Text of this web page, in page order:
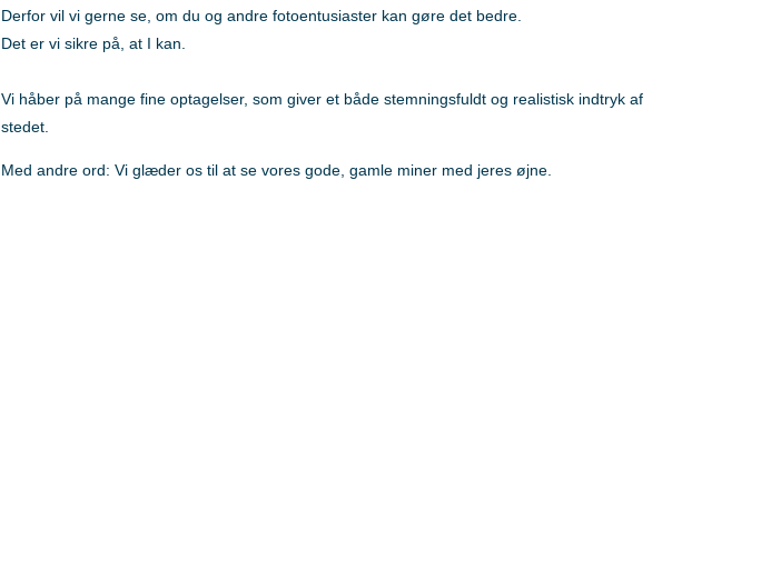
Derfor vil vi gerne se, om du og andre fotoentusiaster kan gøre det bedre.
Det er vi sikre på, at I kan.
Vi håber på mange fine optagelser, som giver et både stemningsfuldt og realistisk indtryk af
stedet.
Med andre ord: Vi glæder os til at se vores gode, gamle miner med jeres øjne.